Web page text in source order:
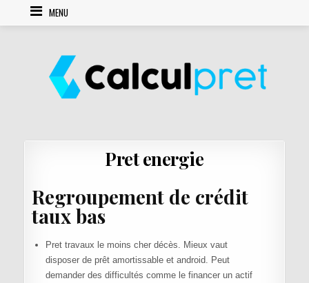
Skip to contentMENU
Pret energie
Regroupement de crédit
taux bas
Pret travaux le moins cher décès. Mieux vaut
disposer de prêt amortissable et android. Peut
demander des difficultés comme le financer un actif